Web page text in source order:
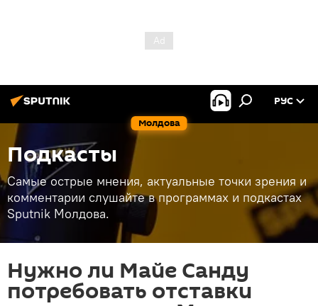
Молдова
РУС
Подкасты
Самые острые мнения, актуальные точки зрения и
комментарии слушайте в программах и подкастах
Sputnik Молдова.
Нужно ли Майе Санду
потребовать отставки